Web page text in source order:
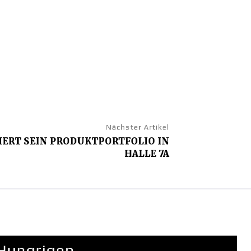
Nächster Artikel
SEIN PRODUKTPORTFOLIO IN
HALLE 7A